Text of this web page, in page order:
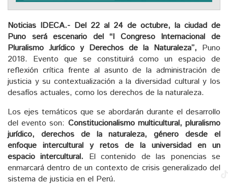
Noticias IDECA.- Del 22 al 24 de octubre, la ciudad de
Puno será escenario del “I Congreso Internacional de
Pluralismo Jurídico y Derechos de la Naturaleza”, Puno
2018. Evento que se constituirá como un espacio de
reflexión crítica frente al asunto de la administración de
justicia y su contextualización a la diversidad cultural y los
desafíos actuales, como los derechos de la naturaleza.
Los ejes temáticos que se abordarán durante el desarrollo
del evento son: Constitucionalismo multicultural, pluralismo
jurídico, derechos de la naturaleza, género desde el
enfoque intercultural y retos de la universidad en un
espacio intercultural. El contenido de las ponencias se
enmarcará dentro de un contexto de crisis generalizado del
sistema de justicia en el Perú.